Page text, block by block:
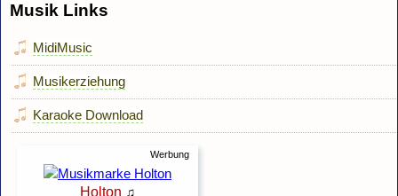
Musik Links
MidiMusic
Musikerziehung
Karaoke Download